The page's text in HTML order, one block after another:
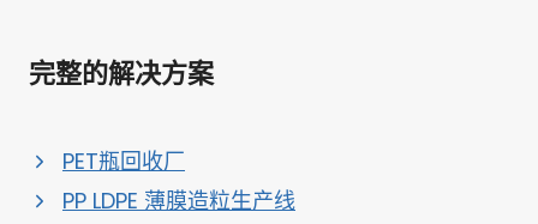
完整的解决方案
PET瓶回收厂
PP LDPE 薄膜造粒生产线